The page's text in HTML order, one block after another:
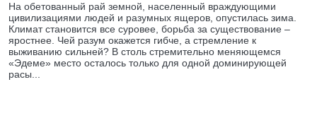
На обетованный рай земной, населенный враждующими
цивилизациями людей и разумных ящеров, опустилась зима.
Климат становится все суровее, борьба за существование –
яростнее. Чей разум окажется гибче, а стремление к
выживанию сильней? В столь стремительно меняющемся
«Эдеме» место осталось только для одной доминирующей
расы...